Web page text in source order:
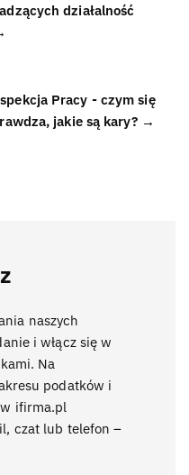
działalność
Pracy - czym się
jakie są kary? →
naszych
i włącz się w
Na
podatków i
ifirma.pl
czat lub telefon –